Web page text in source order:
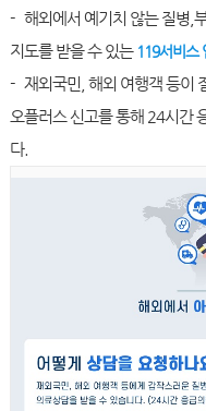
- 해외에서 예기치 않는 질병,
지도를 받을 수 있는 119서비스
- 재외국민, 해외 여행객 등이
오플러스 신고를 통해 24시간
다.